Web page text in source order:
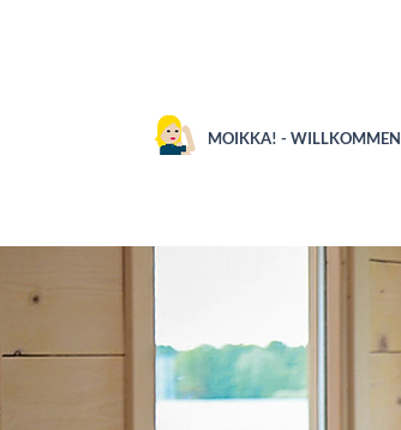
MOIKKA! - WILLKOMMEN